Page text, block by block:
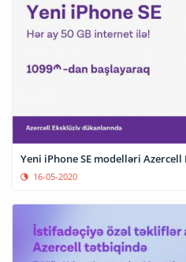
Yeni iPhone SE modelləri
16-05-2020